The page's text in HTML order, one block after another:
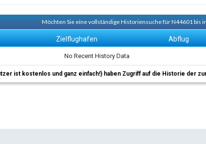
Möchten Sie eine vollständige Historiensuche für N44601 bis
Zielflughafen Abflug
No Recent History Data
ist kostenlos und ganz einfach!) haben Zugriff auf die Historie der